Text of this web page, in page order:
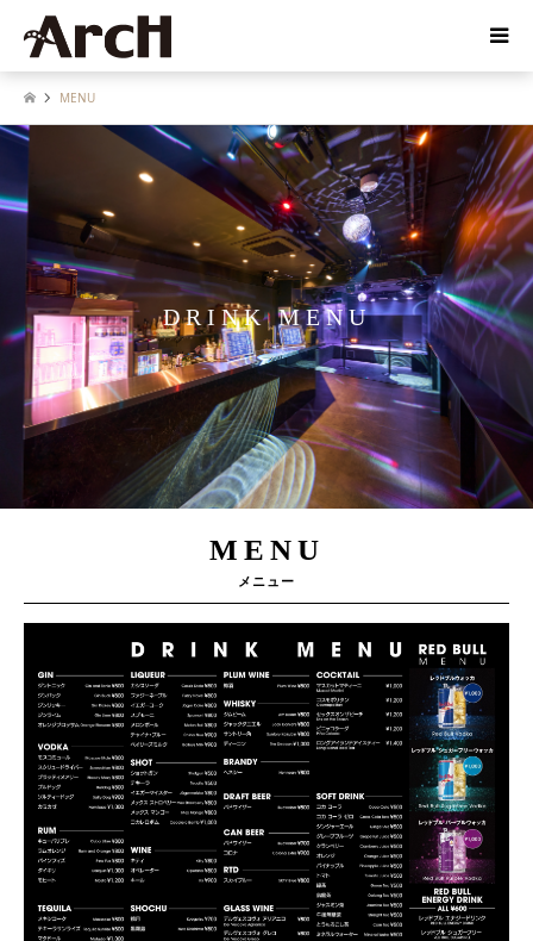
MENU
DRINK MENU
MENU
メニュー